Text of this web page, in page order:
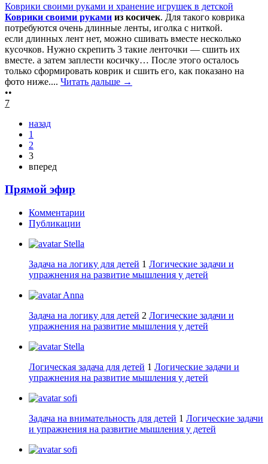
Коврики своими руками и хранение игрушек в детской
Коврики своими руками из косичек. Для такого коврика
потребуются очень длинные ленты, иголка с ниткой.
если длинных лент нет, можно сшивать вместе несколько
кусочков. Нужно скрепить 3 такие ленточки — сшить их
вместе. а затем заплести косичку… После этого осталось
только сформировать коврик и сшить его, как показано на
фото ниже.... Читать дальше →
••
7
назад
1
2
3
вперед
Прямой эфир
Комментарии
Публикации
Stella
Задача на логику для детей 1 Логические задачи и
упражнения на развитие мышления у детей
Anna
Задача на логику для детей 2 Логические задачи и
упражнения на развитие мышления у детей
Stella
Логическая задача для детей 1 Логические задачи и
упражнения на развитие мышления у детей
sofi
Задача на внимательность для детей 1 Логические задачи
и упражнения на развитие мышления у детей
sofi